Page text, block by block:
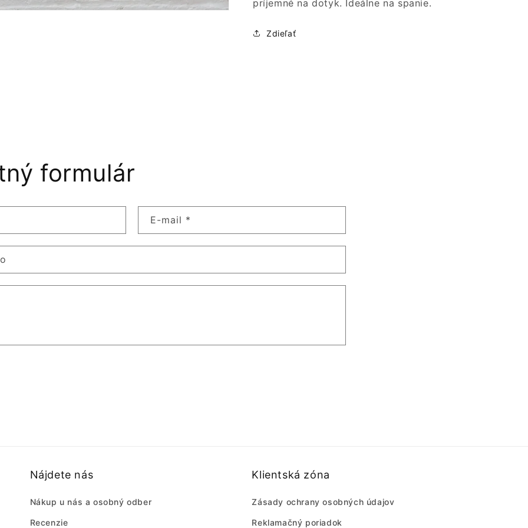
príjemné na dotyk. Ideálne na spanie.
Zdieľať
formulár
E-mail *
Nájdete nás
Nákup u nás a osobný odber
Recenzie
Klientská zóna
Zásady ochrany osobných údajov
Reklamačný poriadok